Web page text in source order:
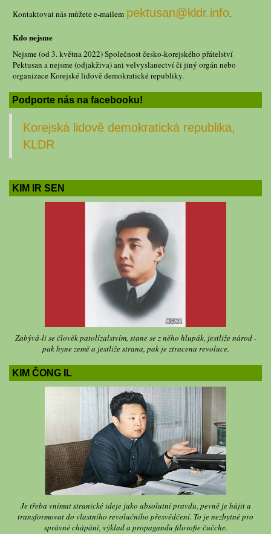
Kontaktovat nás můžete e-mailem pektusan@kldr.info.
Kdo nejsme
Nejsme (od 3. května 2022) Společnost česko-korejského přátelství
Pektusan a nejsme (odjakživa) ani velvyslanectví či jiný orgán nebo
organizace Korejské lidově demokratické republiky.
Podporte nás na facebooku!
Korejská lidově demokratická republika,
KLDR
KIM IR SEN
Zabývá-li se člověk patolízalstvím, stane se z něho hlupák, jestliže národ -
pak hyne země a jestliže strana, pak je ztracena revoluce.
KIM ČONG IL
Je třeba vnímat stranické ideje jako absolutní pravdu, pevně je hájit a
transformovat do vlastního revolučního přesvědčení. To je nezbytné pro
správné chápání, výklad a propagandu filosofie čučche.